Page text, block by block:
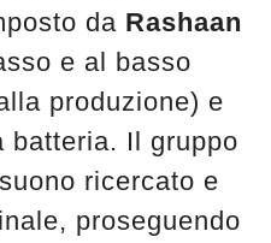
da Rashaan
e al basso
produzione) e
batteria. Il gruppo
ricercato e
proseguendo